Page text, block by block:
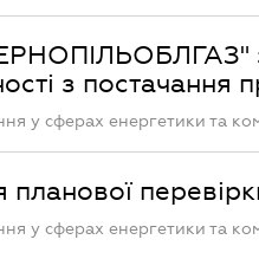
з постачання
у сферах енергетики та
планової
у сферах енергетики та